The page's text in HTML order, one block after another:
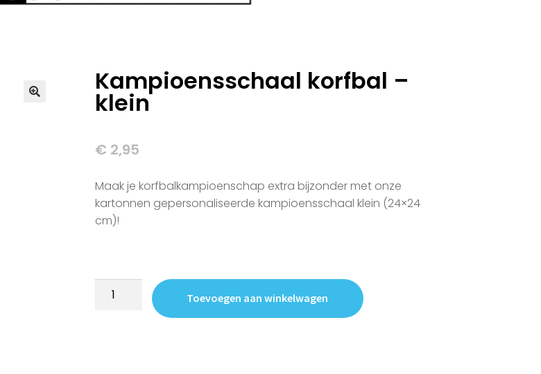
Kampioensschaal korfbal –
klein
€ 2,95
Maak je korfbalkampioenschap extra bijzonder met onze
kartonnen gepersonaliseerde kampioensschaal klein (24×24
cm)!
Toevoegen aan winkelwagen